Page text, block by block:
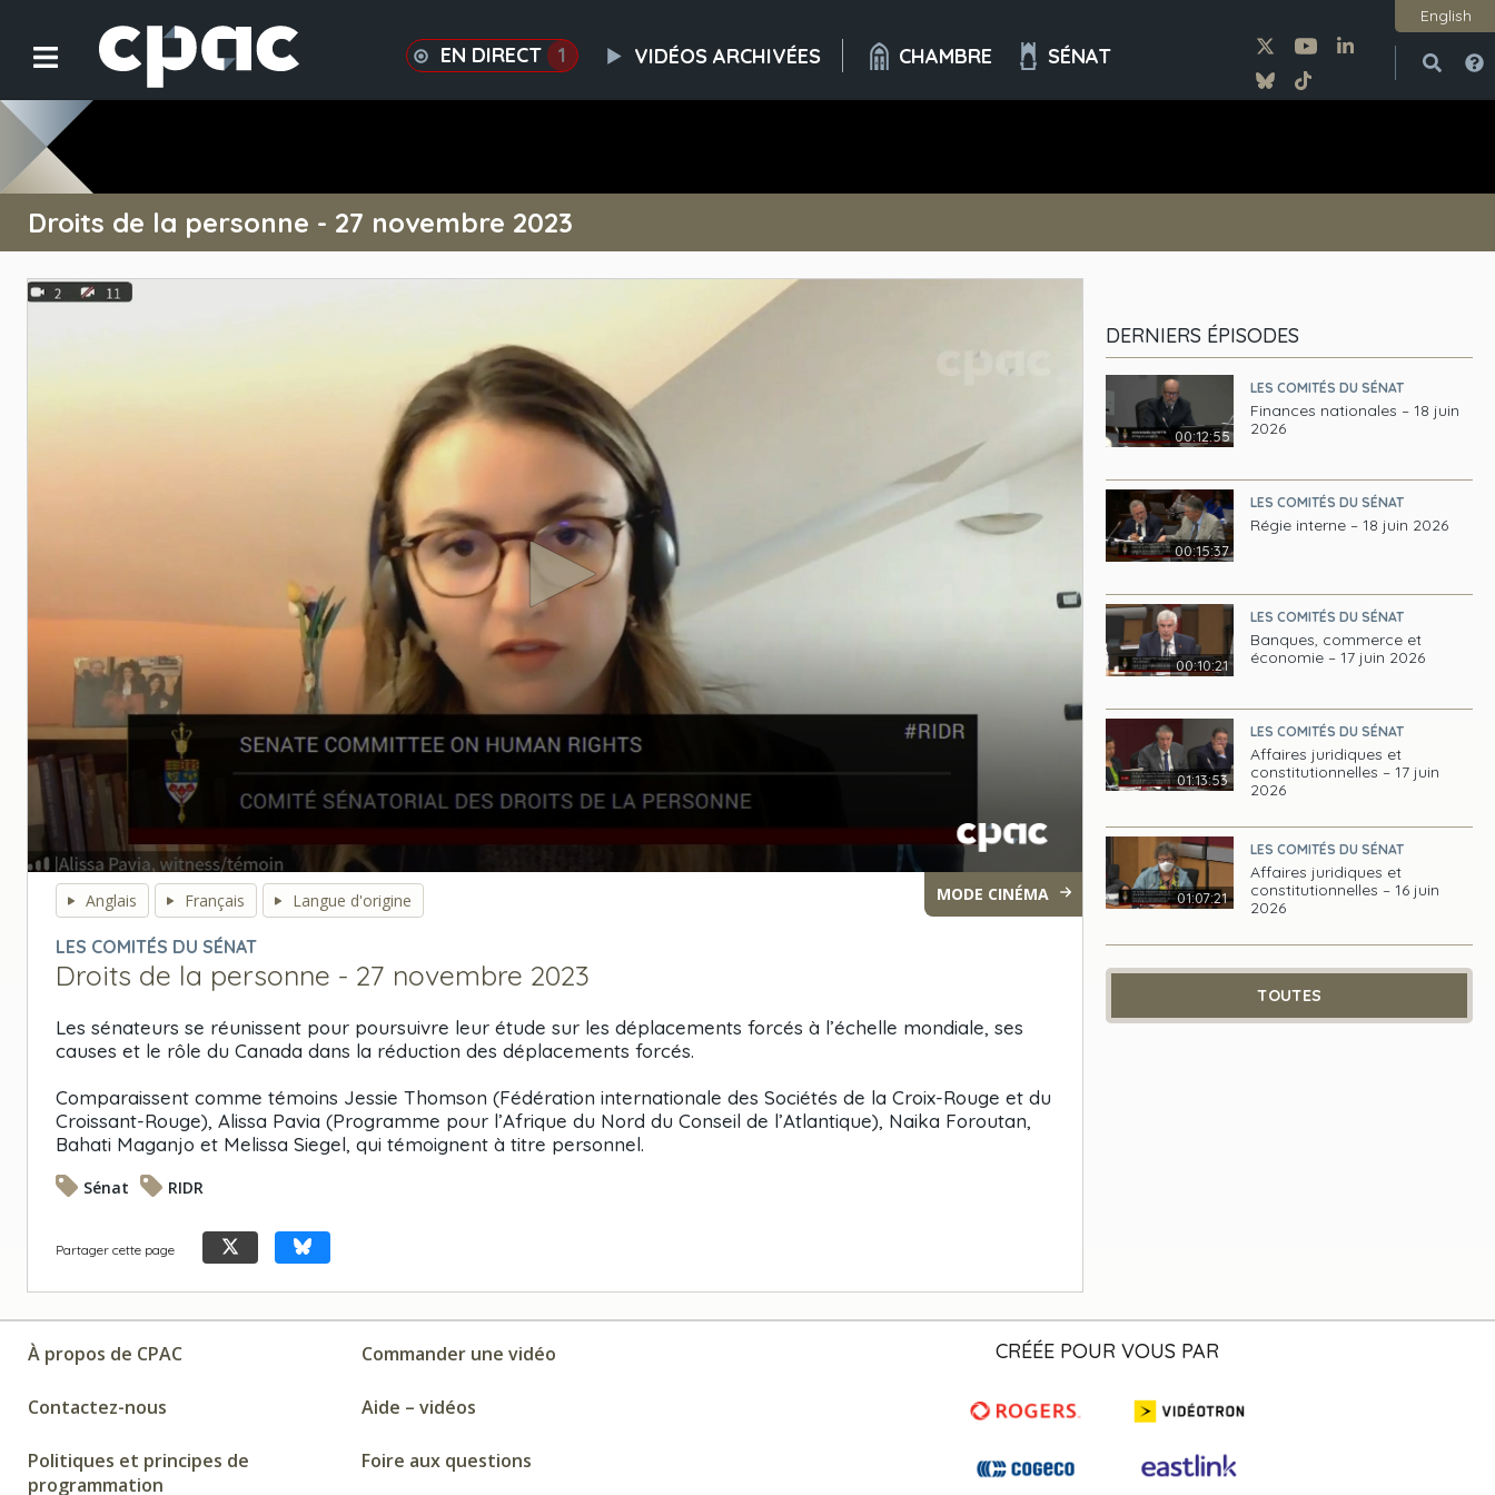
1
EN DIRECT VIDÉOS ARCHIVÉES CHAMBRE SÉNAT
English
Droits de la personne - 27 novembre 2023
seconds
secondsVolume
90%
Anglais Français Langue d'origine MODE CINÉMA
LES COMITÉS DU SÉNAT
Droits de la personne - 27 novembre 2023
Les sénateurs se réunissent pour poursuivre leur étude sur les déplacements forcés à l’échelle mondiale, ses
causes et le rôle du Canada dans la réduction des déplacements forcés.
Comparaissent comme témoins Jessie Thomson (Fédération internationale des Sociétés de la Croix-Rouge et du
Croissant-Rouge), Alissa Pavia (Programme pour l’Afrique du Nord du Conseil de l’Atlantique), Naika Foroutan,
Bahati Maganjo et Melissa Siegel, qui témoignent à titre personnel.
Sénat RIDR
Partager cette page
DERNIERS ÉPISODES
00:12:55
LES COMITÉS DU SÉNAT
Finances nationales – 18 juin
2026
00:15:37
LES COMITÉS DU SÉNAT
Régie interne – 18 juin 2026
00:10:21
LES COMITÉS DU SÉNAT
Banques, commerce et
économie – 17 juin 2026
01:13:53
LES COMITÉS DU SÉNAT
Affaires juridiques et
constitutionnelles – 17 juin
2026
01:07:21
LES COMITÉS DU SÉNAT
Affaires juridiques et
constitutionnelles – 16 juin
2026
TOUTES
À propos de CPAC Commander une vidéo
Contactez-nous Aide – vidéos
Politiques et principes de
programmation
Foire aux questions
CRÉÉE POUR VOUS PAR